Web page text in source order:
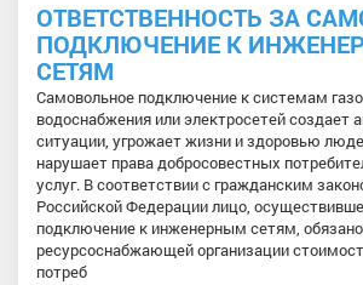
ОТВЕТСТВЕННОСТЬ ЗА
ПОДКЛЮЧЕНИЕ К
СЕТЯМ
Самовольное подключение к системам
водоснабжения или электросетей создает
ситуации, угрожает жизни и здоровью
нарушает права добросовестных
услуг. В соответствии с гражданским
Российской Федерации лицо,
подключение к инженерным сетям,
ресурсоснабжающей организации
потреб